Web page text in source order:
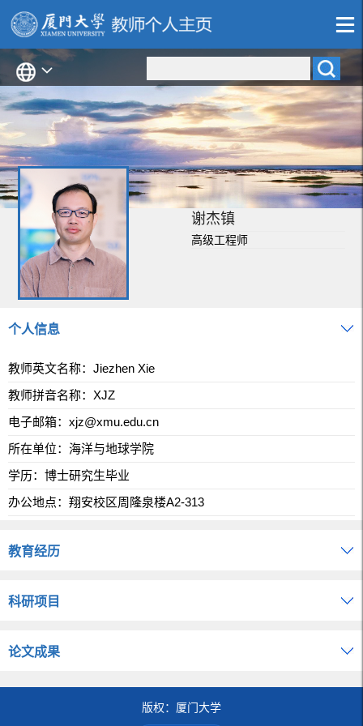
谢杰镇
高级工程师
个人信息
教师英文名称：Jiezhen Xie
教师拼音名称：XJZ
电子邮箱： xjz@xmu.edu.cn
所在单位：海洋与地球学院
学历：博士研究生毕业
办公地点：翔安校区周隆泉楼A2-313
教育经历
科研项目
论文成果
版权：厦门大学